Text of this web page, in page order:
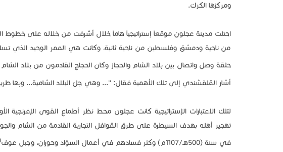
ومركزها الكرك.
احتلت مدينة عجلون موقعاً إستراتيجياً هاماً خلال أشرفت من خلاله على خطوط
من ناحية ودمشق وفلسطين من ناحية ثانية، وكانت هي الممر الوحيد الذي
حلقة وصل واتصال بين بلاد الشام والحجاز وكان الحجاج القادمون من بلاد
أشار القلقشندي إلى تلك الأهمية فقال: "... وهي جلّ البلاد الشامية... وبها
لتلك الاعتبارات الإستراتيجية كانت عجلون محط نظر أطماع القوى الإفرنجية
تهجير أهله بهدف السيطرة على طرق القوافل التجارية القادمة من الشام
في سنة (500هـ/1107م) وكثر فسادهم في أعمال السوّاد وحوران، وجبل عوف